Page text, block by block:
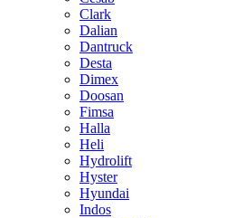
Clark
Dalian
Dantruck
Desta
Dimex
Doosan
Fimsa
Halla
Heli
Hydrolift
Hyster
Hyundai
Indos